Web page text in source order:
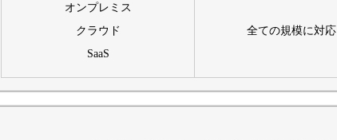
オンプレミス
クラウド
SaaS
全ての規模に対応